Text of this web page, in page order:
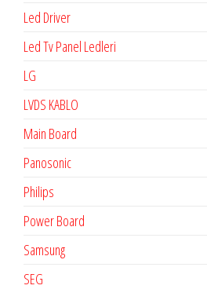
Led Driver
Led Tv Panel Ledleri
LG
LVDS KABLO
Main Board
Panosonic
Philips
Power Board
Samsung
SEG